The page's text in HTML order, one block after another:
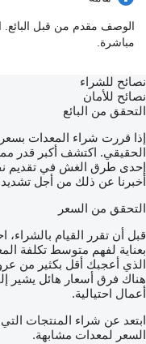
الوصف مقدم من قبل البائع.
مباشرة.
نصائح للشراء
نصائح للأمان
التحقق من البائع
إذا قررت شراء المعدات
الحقيقي. اكتشف أكبر قدر
إحدى طرق الغش في تقديم
أخبرنا عن ذلك من أجل تشديد
التحقق من السعر
قبل أن تقرر القيام
بعناية لفهم متوسط تكلفة
الذي أعجبك أقل بكثير من
هناك فرق أسعار هائل يشير
أعمال احتيالية.
ابتعد عن شراء المنتجات
السعر لمعدات مشابهة.